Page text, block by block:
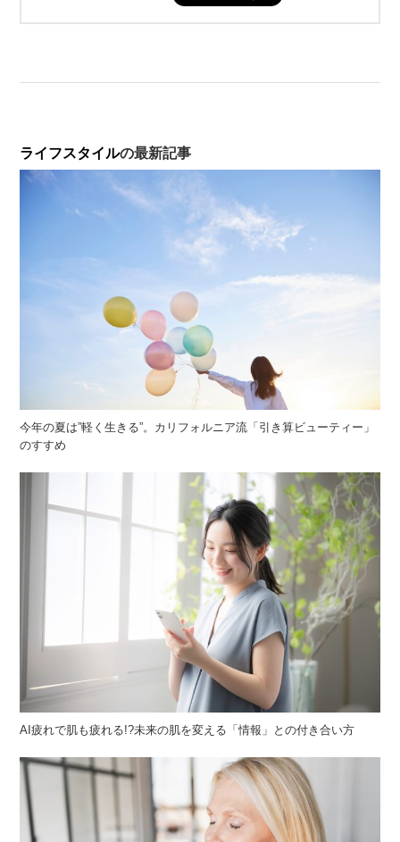
ライフスタイルの最新記事
今年の夏は”軽く生きる”。カリフォルニア流「引き算ビューティー」
のすすめ
AI疲れで肌も疲れる!?未来の肌を変える「情報」との付き合い方